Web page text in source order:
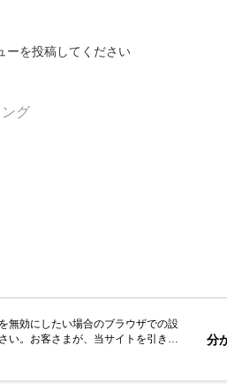
ーを投稿してください
グ
カスタマーサービス
無効にしたい場合のブラウザでの設
い。お客さまが、当サイトを引き続
分